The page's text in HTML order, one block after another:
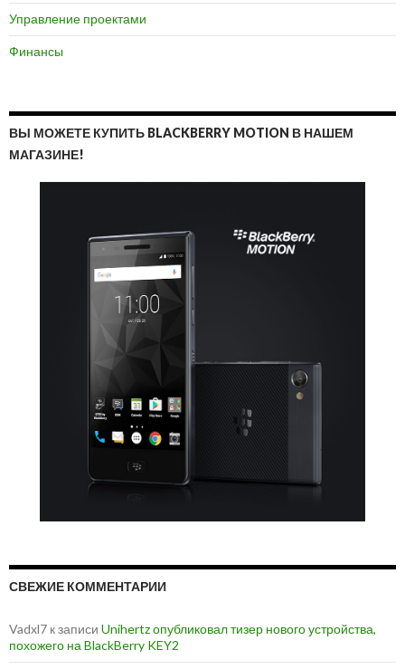
Управление проектами
Финансы
ВЫ МОЖЕТЕ КУПИТЬ BLACKBERRY MOTION В НАШЕМ
МАГАЗИНЕ!
СВЕЖИЕ КОММЕНТАРИИ
Vadxl7 к записи Unihertz опубликовал тизер нового устройства,
похожего на BlackBerry KEY2